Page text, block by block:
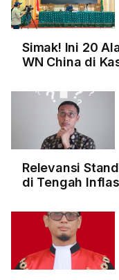
Simak! Ini 20
WN China di
Relevansi
di Tengah